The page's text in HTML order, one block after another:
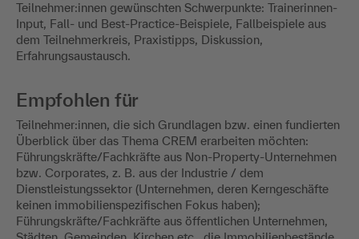
Teilnehmer:innen gewünschten Schwerpunkte: Trainerinnen-
Input, Fall- und Best-Practice-Beispiele, Fallbeispiele aus
dem Teilnehmerkreis, Praxistipps, Diskussion,
Erfahrungsaustausch.
Empfohlen für
Teilnehmer:innen, die sich Grundlagen bzw. einen fundierten
Überblick über das Thema CREM erarbeiten möchten:
Führungskräfte/Fachkräfte aus Non-Property-Unternehmen
bzw. Corporates, z. B. aus der Industrie / dem
Dienstleistungssektor (Unternehmen, deren Kerngeschäfte
keinen immobilienspezifischen Fokus haben);
Führungskräfte/Fachkräfte aus öffentlichen Unternehmen,